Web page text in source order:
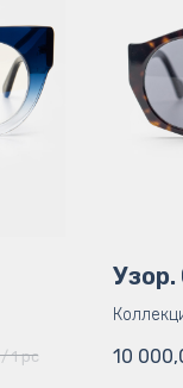
/ 1 pc
Узор.
10